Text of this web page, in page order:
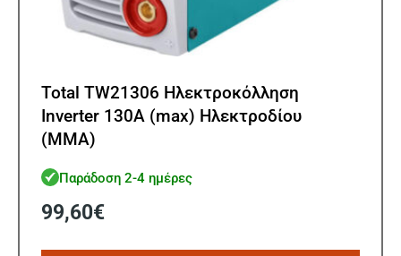
Total TW21306 Ηλεκτροκόλληση
Inverter 130A (max) Ηλεκτροδίου
(MMA)
Παράδοση 2-4 ημέρες
99,60€